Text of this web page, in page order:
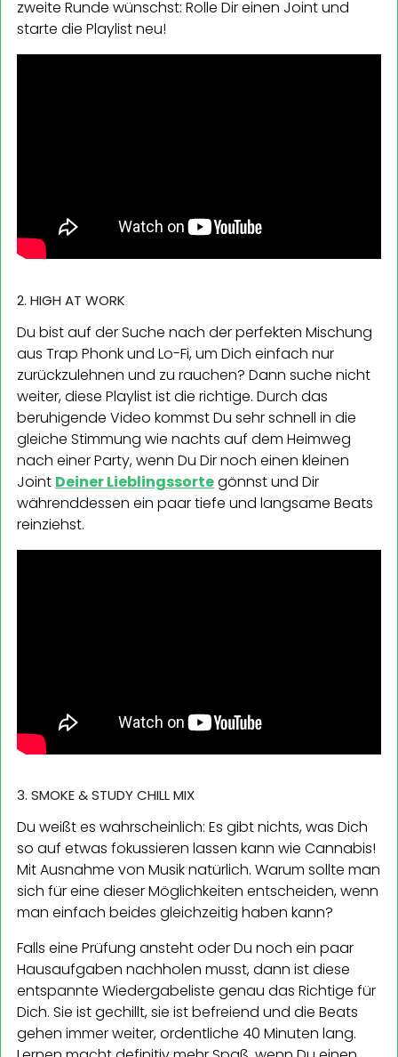
zweite Runde wünschst: Rolle Dir einen Joint und
starte die Playlist neu!
2. HIGH AT WORK
Du bist auf der Suche nach der perfekten Mischung
aus Trap Phonk und Lo-Fi, um Dich einfach nur
zurückzulehnen und zu rauchen? Dann suche nicht
weiter, diese Playlist ist die richtige. Durch das
beruhigende Video kommst Du sehr schnell in die
gleiche Stimmung wie nachts auf dem Heimweg
nach einer Party, wenn Du Dir noch einen kleinen
Joint Deiner Lieblingssortegönnst und Dir
währenddessen ein paar tiefe und langsame Beats
reinziehst.
3. SMOKE & STUDY CHILL MIX
Du weißt es wahrscheinlich: Es gibt nichts, was Dich
so auf etwas fokussieren lassen kann wie Cannabis!
Mit Ausnahme von Musik natürlich. Warum sollte man
sich für eine dieser Möglichkeiten entscheiden, wenn
man einfach beides gleichzeitig haben kann?
Falls eine Prüfung ansteht oder Du noch ein paar
Hausaufgaben nachholen musst, dann ist diese
entspannte Wiedergabeliste genau das Richtige für
Dich. Sie ist gechillt, sie ist befreiend und die Beats
gehen immer weiter, ordentliche 40 Minuten lang.